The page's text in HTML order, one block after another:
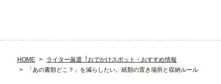
HOME
ライター厳選︕おでかけスポット・おすすめ情報
「あの書類どこ？」を減らしたい。紙類の置き場所と収納ルール